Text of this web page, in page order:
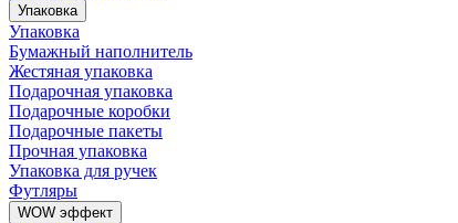
Упаковка
Упаковка
Бумажный наполнитель
Жестяная упаковка
Подарочная упаковка
Подарочные коробки
Подарочные пакеты
Прочная упаковка
Упаковка для ручек
Футляры
WOW эффект